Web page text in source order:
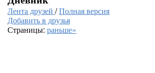
Лента друзей /Полная версия
Добавить в друзья
Страницы: раньше»